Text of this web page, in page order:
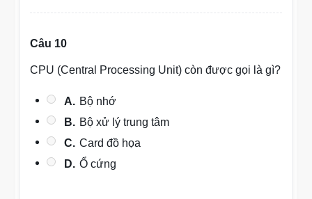
Câu 10
CPU (Central Processing Unit) còn được gọi là gì?
A. Bộ nhớ
B. Bộ xử lý trung tâm
C. Card đồ họa
D. Ổ cứng